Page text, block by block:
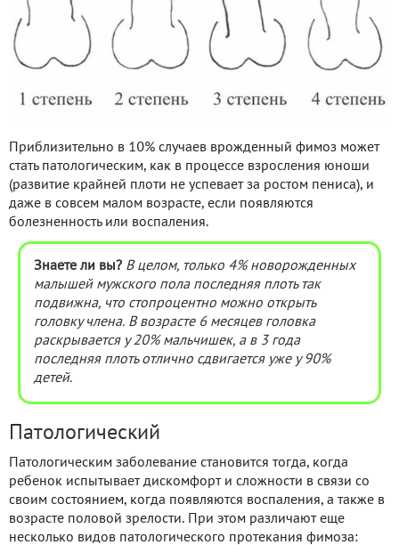
Приблизительно в 10% случаев врожденный фимоз может
стать патологическим, как в процессе взросления юноши
(развитие крайней плоти не успевает за ростом пениса), и
даже в совсем малом возрасте, если появляются
болезненность или воспаления.
Знаете ли вы? В целом, только 4% новорожденных
малышей мужского пола последняя плоть так
подвижна, что стопроцентно можно открыть
головку члена. В возрасте 6 месяцев головка
раскрывается у 20% мальчишек, а в 3 года
последняя плоть отлично сдвигается уже у 90%
детей.
Патологический
Патологическим заболевание становится тогда, когда
ребенок испытывает дискомфорт и сложности в связи со
своим состоянием, когда появляются воспаления, а также в
возрасте половой зрелости. При этом различают еще
несколько видов патологического протекания фимоза: